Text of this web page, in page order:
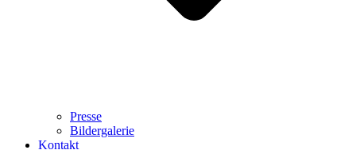
Presse
Bildergalerie
Kontakt